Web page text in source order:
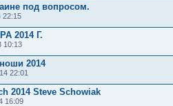
под вопросом.
22:15
2014 Г.
10:13
2014
22:01
2014 Steve Schowiak
16:09